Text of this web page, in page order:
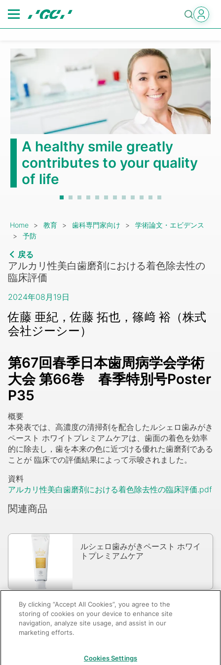
main
A healthy smile greatly
contributes to your quality
of life
Breadcrumb
Home 教育 歯科専門家向け
学術論文・エビデンス
予防
戻る
アルカリ性美白歯磨剤における着色除去性の
臨床評価
2024年08月19日
佐藤 亜紀，佐藤 拓也，篠﨑 裕（株式
会社ジーシー）
第67回春季日本歯周病学会学術
大会 第66巻 春季特別号Poster
P35
概要
本発表では、高濃度の清掃剤を配合したルシェロ歯みがき
ペースト ホワイトプレミアムケアは、歯面の着色を効率
的に除去し，歯を本来の色に近づける優れた歯磨剤である
ことが 臨床での評価結果によって示唆されました。
資料
アルカリ性美白歯磨剤における着色除去性の臨床評価.pdf
関連商品
ルシェロ歯みがきペースト ホワイ
トプレミアムケア
GC：特定商取引法に基づく表記
By clicking “Accept All Cookies”, you agree to the
storing of cookies on your device to enhance site
navigation, analyze site usage, and assist in our
marketing efforts.
Cookies Settings